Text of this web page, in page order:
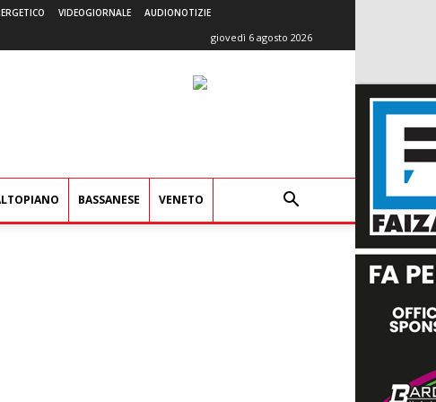
VIDEOGIORNALE AUDIONOTIZIE
giovedì 6 agosto 2026
BASSANESE VENETO